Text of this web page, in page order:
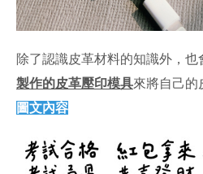
除了認識皮革材料的知識外，也
製作的皮革壓印模具來將自己的
圖文內容